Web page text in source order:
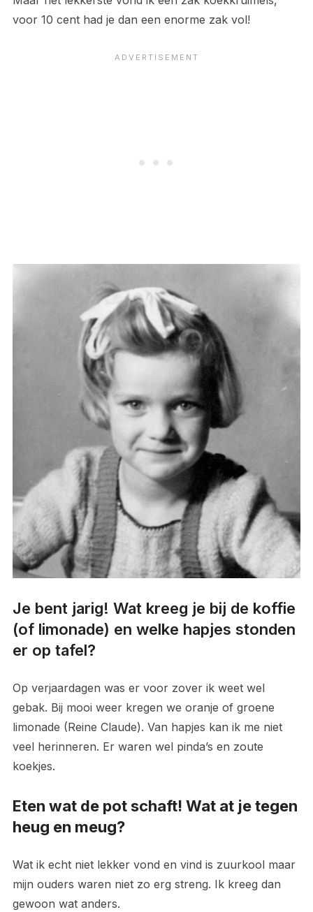
voor 10 cent had je dan een enorme zak vol!
Je bent jarig! Wat kreeg je bij de koffie
(of limonade) en welke hapjes stonden
er op tafel?
Op verjaardagen was er voor zover ik weet wel
gebak. Bij mooi weer kregen we oranje of groene
limonade (Reine Claude). Van hapjes kan ik me niet
veel herinneren. Er waren wel pinda’s en zoute
koekjes.
Eten wat de pot schaft! Wat at je tegen
heug en meug?
Wat ik echt niet lekker vond en vind is zuurkool maar
mijn ouders waren niet zo erg streng. Ik kreeg dan
gewoon wat anders.